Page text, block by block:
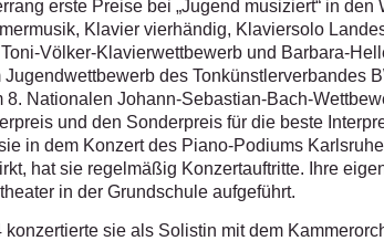
erste Preise bei „Jugend musiziert“ in
Klavier vierhändig, Klaviersolo
Völker-Klavierwettbewerb und Barbara-
Jugendwettbewerb des Tonkünstlerverbandes
8. Nationalen Johann-Sebastian-Bach-
und den Sonderpreis für die beste
in dem Konzert des Piano-Podiums
hat sie regelmäßig Konzertauftritte. Ihre
in der Grundschule aufgeführt.
konzertierte sie als Solistin mit dem